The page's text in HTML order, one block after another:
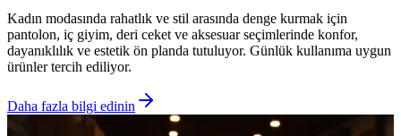
Kadın modasında rahatlık ve stil arasında denge kurmak için
pantolon, iç giyim, deri ceket ve aksesuar seçimlerinde konfor,
dayanıklılık ve estetik ön planda tutuluyor. Günlük kullanıma uygun
ürünler tercih ediliyor.
Daha fazla bilgi edinin